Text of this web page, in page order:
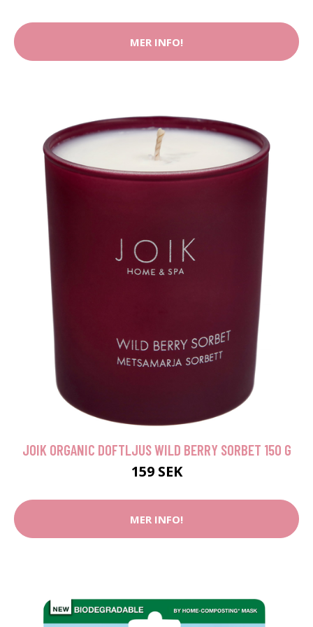
MER INFO!
JOIK ORGANIC DOFTLJUS WILD BERRY SORBET 150 G
159 SEK
MER INFO!